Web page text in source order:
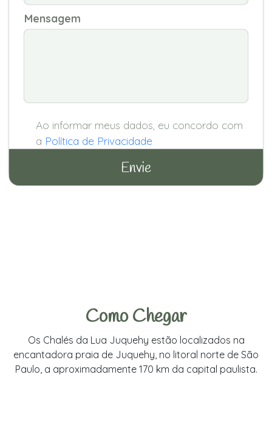
Mensagem
Ao informar meus dados, eu concordo com
a Política de Privacidade
Como Chegar
Os Chalés da Lua Juquehy estão localizados na
encantadora praia de Juquehy, no litoral norte de São
Paulo, a aproximadamente 170 km da capital paulista.